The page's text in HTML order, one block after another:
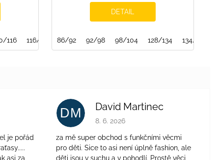
134 140/146 146/152
116 116/122 122/128 128/134 140/146 146/152
DETAIL
86/92 92/98 98/104 128/134 134/140
4 z 5 hvězdiček.
je pořád
asi za
DM David Martinec
Hodnocení obchodu je 5 z 5 hvězdiček.
8. 6. 2026
za mě super obchod s funkčními věcmi
pro děti. Sice to asi není úplně fashion, ale
děti jsou v suchu a v pohodlí. Prostě věci